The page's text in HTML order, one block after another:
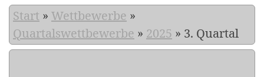
Start » Wettbewerbe »
Quartalswettbewerbe » 2025 » 3. Quartal